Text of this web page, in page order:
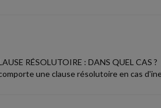
RÉSOLUTOIRE : DANS QUEL CAS ?
une clause résolutoire en cas